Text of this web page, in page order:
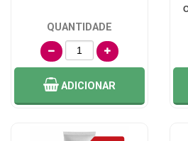
QUANTIDADE
ADICIONAR